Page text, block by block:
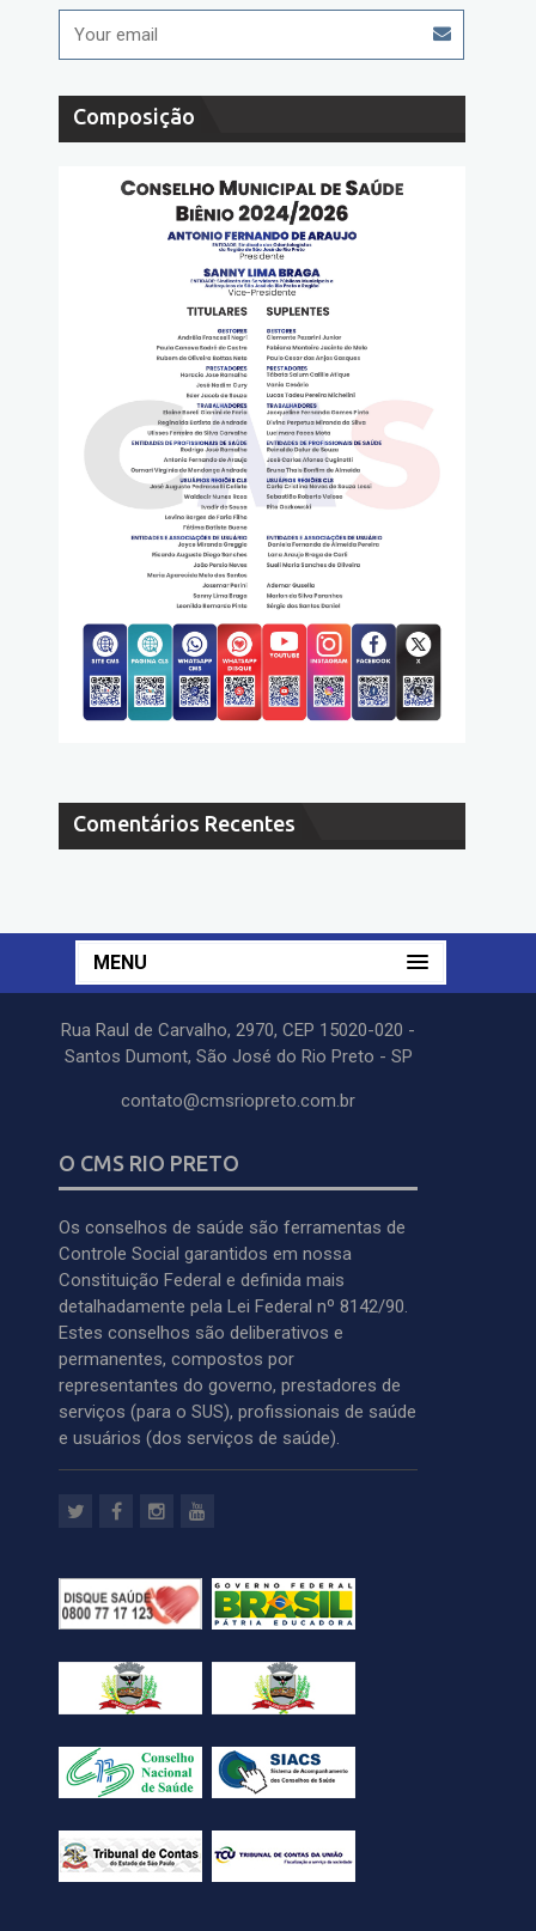
Composição
Comentários Recentes
MENU
Rua Raul de Carvalho, 2970, CEP 15020-020 -
Santos Dumont, São José do Rio Preto - SP
contato@cmsriopreto.com.br
O CMS RIO PRETO
Os conselhos de saúde são ferramentas de
Controle Social garantidos em nossa
Constituição Federal e definida mais
detalhadamente pela Lei Federal nº 8142/90.
Estes conselhos são deliberativos e
permanentes, compostos por
representantes do governo, prestadores de
serviços (para o SUS), profissionais de saúde
e usuários (dos serviços de saúde).